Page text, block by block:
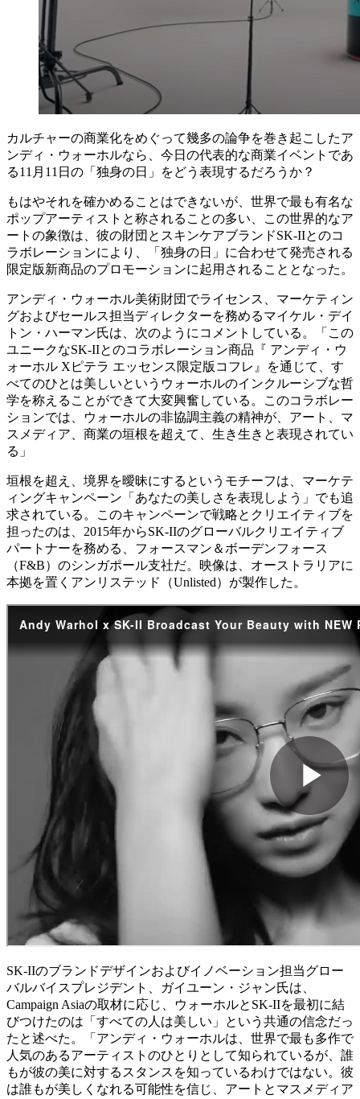
カルチャーの商業化をめぐって幾多の論争を巻き起こしたア
ンディ・ウォーホルなら、今日の代表的な商業イベントであ
る11月11日の「独身の日」をどう表現するだろうか？
もはやそれを確かめることはできないが、世界で最も有名な
ポップアーティストと称されることの多い、この世界的なア
ートの象徴は、彼の財団とスキンケアブランドSK-IIとのコ
ラボレーションにより、「独身の日」に合わせて発売される
限定版新商品のプロモーションに起用されることとなった。
アンディ・ウォーホル美術財団でライセンス、マーケティン
グおよびセールス担当ディレクターを務めるマイケル・デイ
トン・ハーマン氏は、次のようにコメントしている。「この
ユニークなSK-IIとのコラボレーション商品『 アンディ・ウ
ォーホル Xピテラ エッセンス限定版コフレ』を通じて、す
べてのひとは美しいというウォーホルのインクルーシブな哲
学を称えることができて大変興奮している。このコラボレー
ションでは、ウォーホルの非協調主義の精神が、アート、マ
スメディア、商業の垣根を超えて、生き生きと表現されてい
る」
垣根を超え、境界を曖昧にするというモチーフは、マーケテ
ィングキャンペーン「あなたの美しさを表現しよう」でも追
求されている。このキャンペーンで戦略とクリエイティブを
担ったのは、2015年からSK-IIのグローバルクリエイティブ
パートナーを務める、フォースマン＆ボーデンフォース
（F&B）のシンガポール支社だ。映像は、オーストラリアに
本拠を置くアンリステッド（Unlisted）が製作した。
SK-IIのブランドデザインおよびイノベーション担当グロー
バルバイスプレジデント、ガイユーン・ジャン氏は、
Campaign Asiaの取材に応じ、ウォーホルとSK-IIを最初に結
びつけたのは「すべての人は美しい」という共通の信念だっ
たと述べた。「アンディ・ウォーホルは、世界で最も多作で
人気のあるアーティストのひとりとして知られているが、誰
もが彼の美に対するスタンスを知っているわけではない。彼
は誰もが美しくなれる可能性を信じ、アートとマスメディア